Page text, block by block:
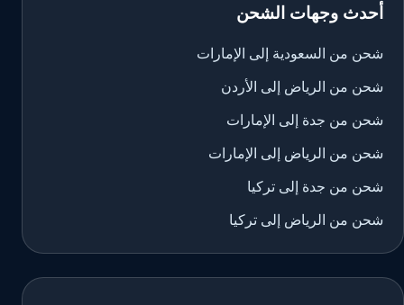
أحدث وجهات الشحن
شحن من السعودية إلى الإمارات
شحن من الرياض إلى الأردن
شحن من جدة إلى الإمارات
شحن من الرياض إلى الإمارات
شحن من جدة إلى تركيا
شحن من الرياض إلى تركيا